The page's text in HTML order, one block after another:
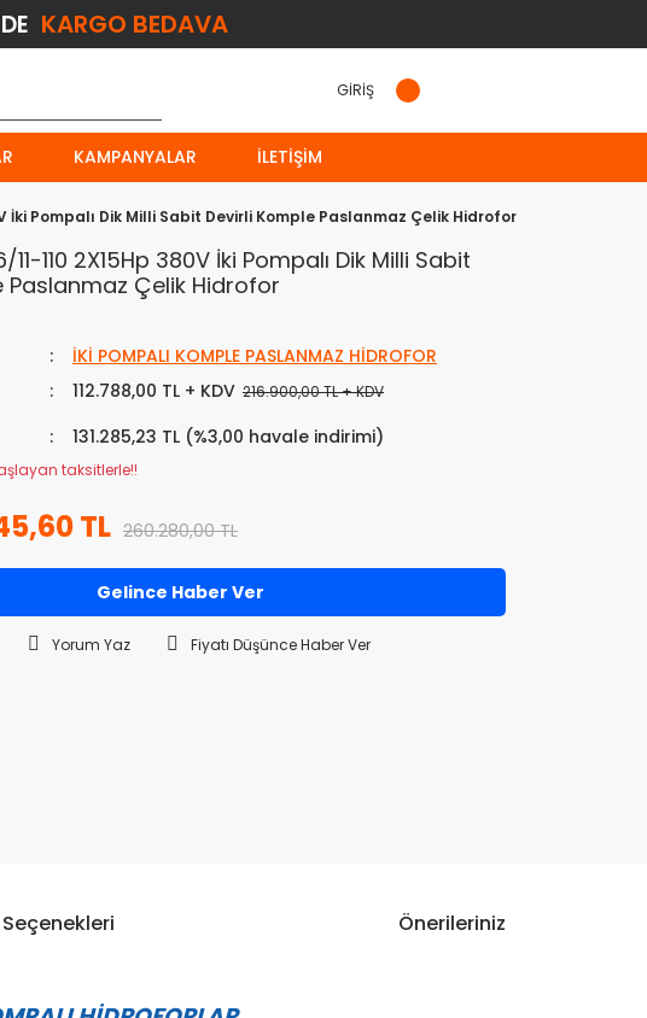
KARGO BEDAVA
GİRİŞ
KAMPANYALAR İLETIŞIM
İki Pompalı Dik Milli Sabit Devirli Komple Paslanmaz Çelik Hidrofor
11-110 2X15Hp 380V İki Pompalı Dik Milli Sabit
Paslanmaz Çelik Hidrofor
İKİ POMPALI KOMPLE PASLANMAZ HİDROFOR
112.788,00 TL + KDV 216.900,00 TL + KDV
131.285,23 TL (%3,00 havale indirimi)
taksitlerle!!
TL 260.280,00 TL
Gelince Haber Ver
Yorum Yaz Fiyatı Düşünce Haber Ver
Önerileriniz